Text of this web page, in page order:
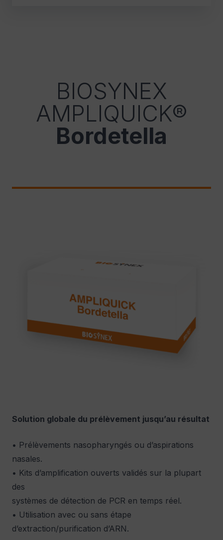
BIOSYNEX
AMPLIQUICK®
Bordetella
Solution globale du prélèvement jusqu’au résultat
• Prélèvements nasopharyngés ou d’aspirations
nasales.
• Kits d’amplification ouverts validés sur la plupart
des
systèmes de détection de PCR en temps réel.
• Utilisation avec ou sans étape
d’extraction/purification d’ARN.